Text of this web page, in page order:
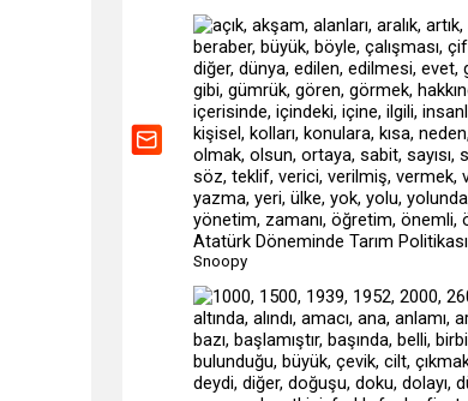
Atatürk Döneminde Tarım Politikası
Snoopy